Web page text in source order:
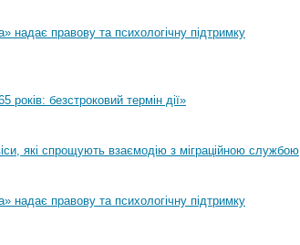
надає правову та психологічну підтримку
безстроковий термін дії»
які спрощують взаємодію з міграційною службою
надає правову та психологічну підтримку